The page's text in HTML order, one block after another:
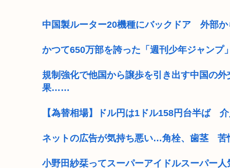
中国製ルーター20機種にバックドア 外部
かつて650万部を誇った「週刊少年ジャンプ
規制強化で他国から譲歩を引き出す中国の
果……
【為替相場】ドル円は1ドル158円台半ば
ネットの広告が気持ち悪い…角栓、歯茎 苦
小野田紗栞ってスーパーアイドルスーパー